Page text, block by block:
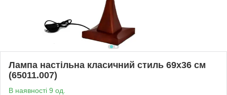
Лампа настільна класичний стиль 69х36 см
(65011.007)
В наявності 9 од.